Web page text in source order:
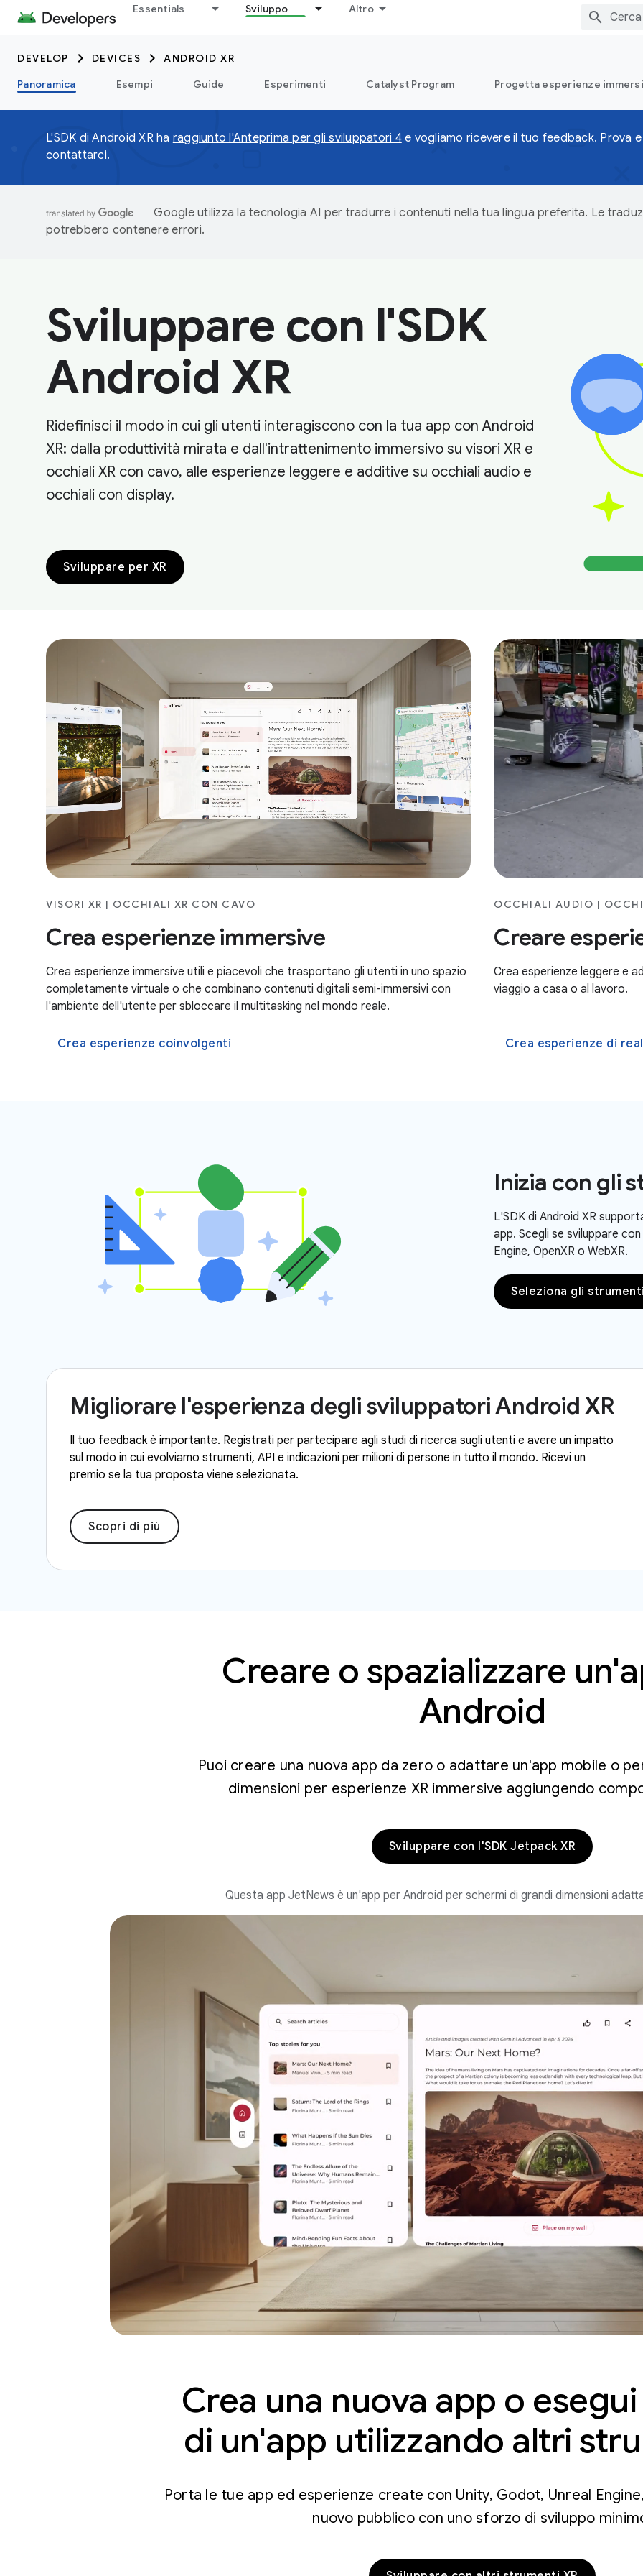
Essentials Sviluppo Altro
DEVELOP DEVICES
ANDROID XR
Panoramica
Esempi Guide Esperimenti Catalyst Program Progetta esperienze
L'SDK di Android XR ha raggiunto l'Anteprima per gli sviluppatori 4e vogliamo ricevere il tuo feedback. Prova
contattarci.
Google utilizza la tecnologia AI per tradurre i contenuti nella tua lingua preferita. Le
potrebbero contenere errori.
Sviluppare con l'SDK
Android XR
Ridefinisci il modo in cui gli utenti interagiscono con la tua app con Android
XR: dalla produttività mirata e dall'intrattenimento immersivo su visori XR e
occhiali XR con cavo, alle esperienze leggere e additive su occhiali audio e
occhiali con display.
Sviluppare per XR
VISORI XR | OCCHIALI XR CON CAVO
Crea esperienze immersive
Crea esperienze immersive utili e piacevoli che trasportano gli utenti in uno spazio
completamente virtuale o che combinano contenuti digitali semi-immersivi con
l'ambiente dell'utente per sbloccare il multitasking nel mondo reale.
Crea esperienze coinvolgenti
OCCHIALI AUDIO |
Creare
Crea esperienze leggere e
viaggio a casa o al lavoro.
Crea esperienze di
Inizia con gli
L'SDK di Android XR
app. Scegli se sviluppare
Engine, OpenXR o WebXR.
Seleziona gli
Migliorare l'esperienza degli sviluppatori Android XR
Il tuo feedback è importante. Registrati per partecipare agli studi di ricerca sugli utenti e avere un impatto
sul modo in cui evolviamo strumenti, API e indicazioni per milioni di persone in tutto il mondo. Ricevi un
premio se la tua proposta viene selezionata.
Scopri di più
Creare o spazializzare
Android
Puoi creare una nuova app da zero o adattare un'app mobile o
dimensioni per esperienze XR immersive aggiungendo
Sviluppare con l'SDK Jetpack XR
Questa app JetNews è un'app per Android per schermi di grandi dimensioni
Crea una nuova app o
di un'app utilizzando altri
Porta le tue app ed esperienze create con Unity, Godot, Unreal
nuovo pubblico con uno sforzo di sviluppo